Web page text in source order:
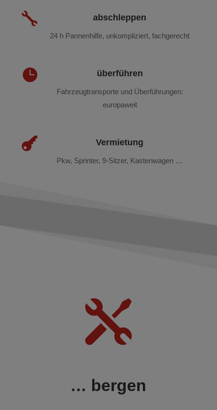
 abschleppen
24 h Pannenhilfe, unkompliziert, fachgerecht
 überführen
Fahrzeugtransporte und Überführungen:
europaweit
 Vermietung
Pkw, Sprinter, 9-Sitzer, Kastenwagen …

… bergen